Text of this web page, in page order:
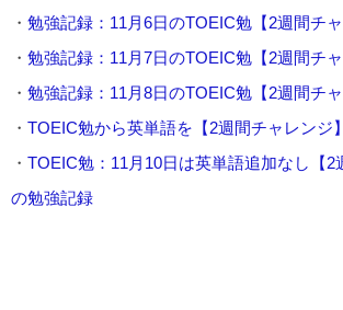
・ 勉強記録：11月6日のTOEIC勉【2週間チャ
・ 勉強記録：11月7日のTOEIC勉【2週間チャ
・ 勉強記録：11月8日のTOEIC勉【2週間チャ
・ TOEIC勉から英単語を【2週間チャレンジ
・ TOEIC勉：11月10日は英単語追加なし【2
の勉強記録